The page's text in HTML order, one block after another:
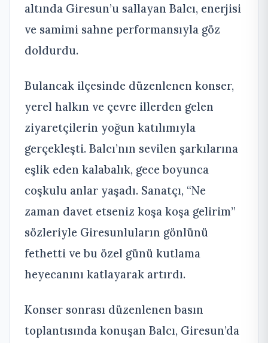
altında Giresun’u sallayan Balcı, enerjisi
ve samimi sahne performansıyla göz
doldurdu.
Bulancak ilçesinde düzenlenen konser,
yerel halkın ve çevre illerden gelen
ziyaretçilerin yoğun katılımıyla
gerçekleşti. Balcı’nın sevilen şarkılarına
eşlik eden kalabalık, gece boyunca
coşkulu anlar yaşadı. Sanatçı, “Ne
zaman davet etseniz koşa koşa gelirim”
sözleriyle Giresunluların gönlünü
fethetti ve bu özel günü kutlama
heyecanını katlayarak artırdı.
Konser sonrası düzenlenen basın
toplantısında konuşan Balcı, Giresun’da